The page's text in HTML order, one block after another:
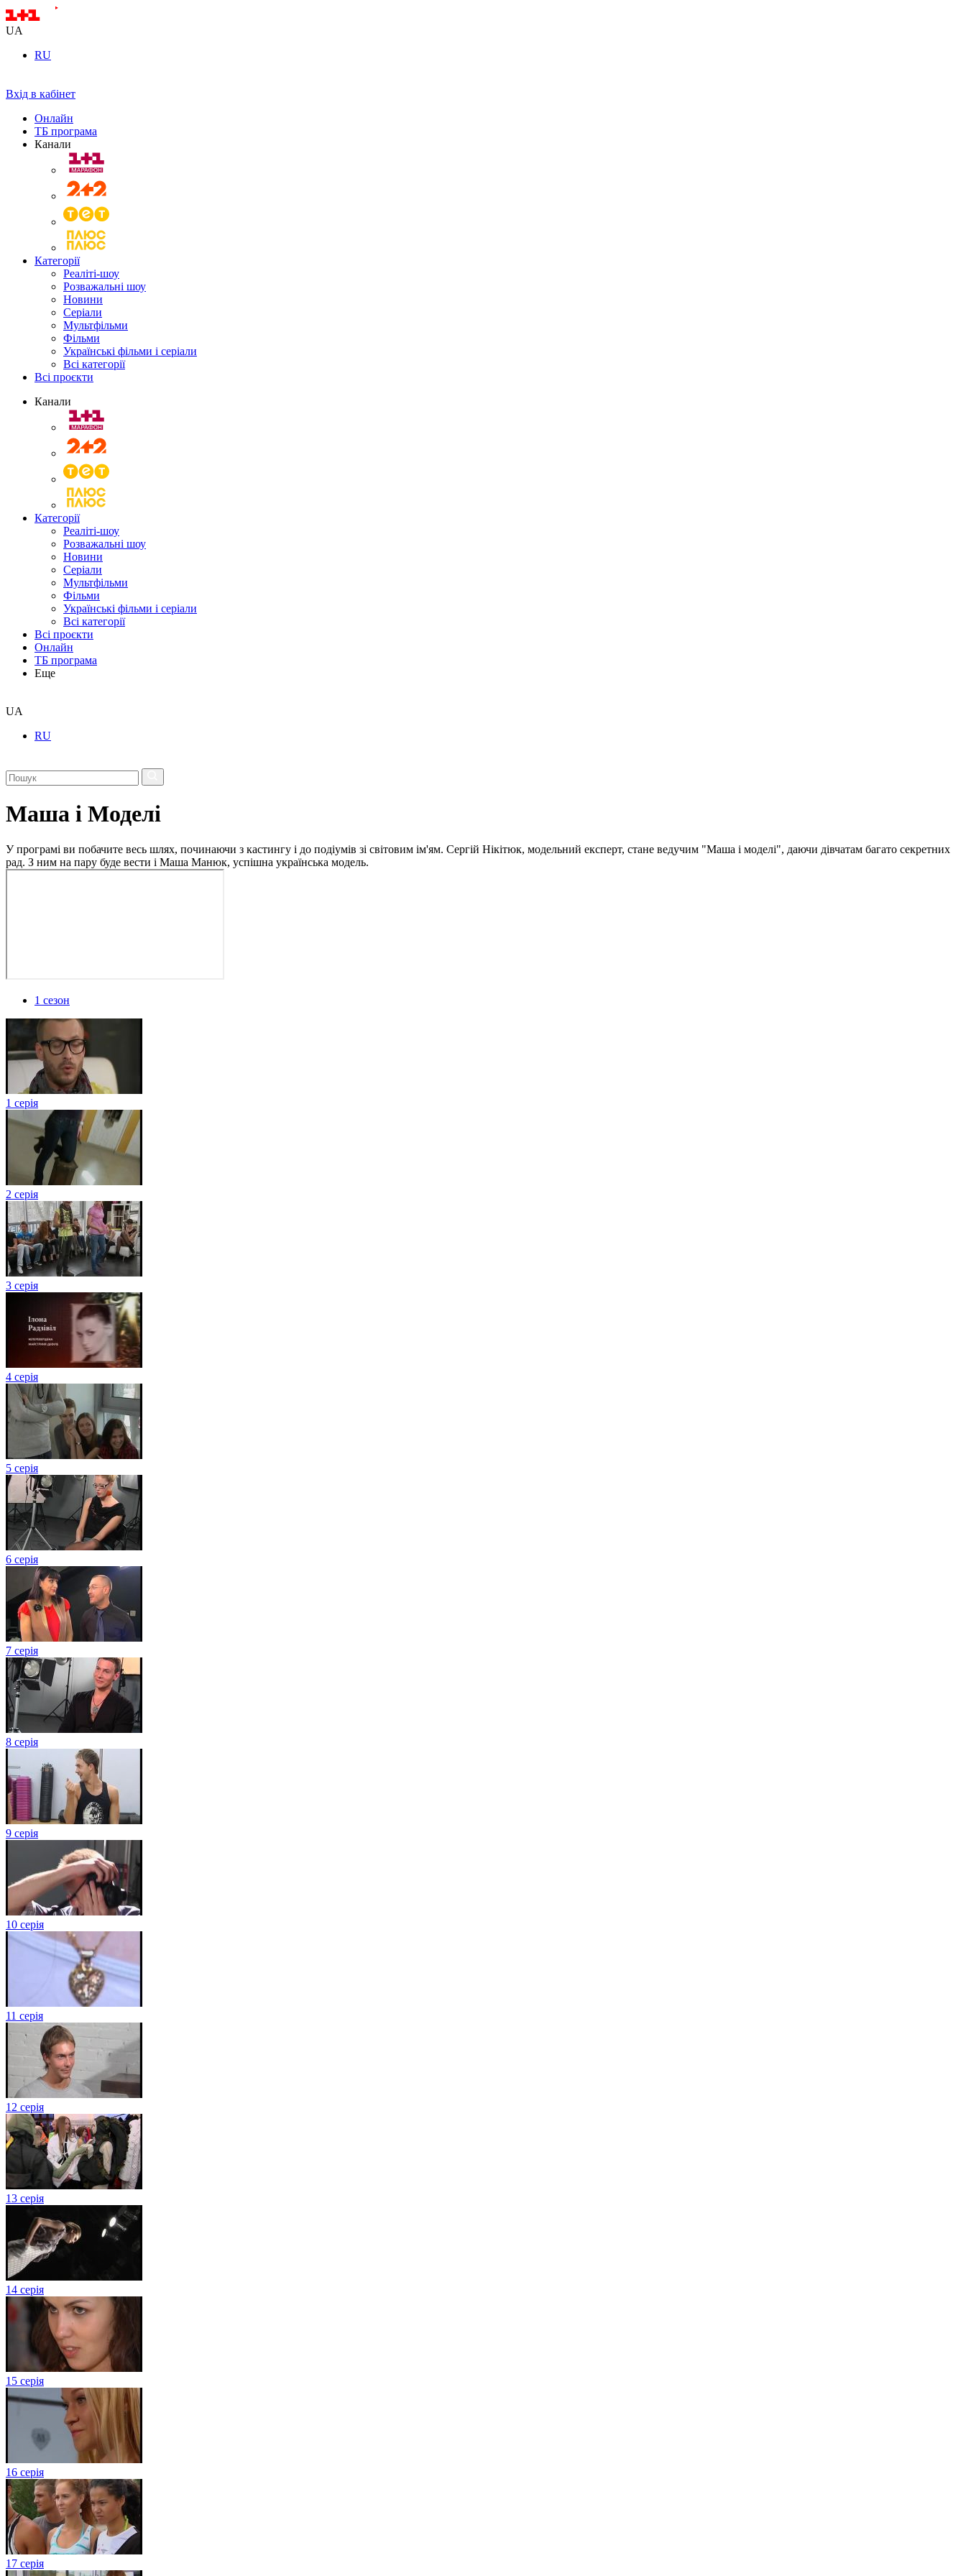
UA
RU
Вхід в кабінет
Онлайн
ТБ програма
Канали
Категорії
Реаліті-шоу
Розважальні шоу
Новини
Серіали
Мультфільми
Фільми
Українські фільми і серіали
Всі категорії
Всі проєкти
Канали
Категорії
Реаліті-шоу
Розважальні шоу
Новини
Серіали
Мультфільми
Фільми
Українські фільми і серіали
Всі категорії
Всі проєкти
Онлайн
ТБ програма
Еще
UA
RU
Маша і Моделі
У програмі ви побачите весь шлях, починаючи з кастингу і до подіумів зі світовим ім'ям. Сергій Нікітюк, модельний експерт, стане ведучим "Маша і моделі", даючи дівчатам багато секретних
рад. З ним на пару буде вести і Маша Манюк, успішна українська модель.
1 сезон
1 серія
2 серія
3 серія
4 серія
5 серія
6 серія
7 серія
8 серія
9 серія
10 серія
11 серія
12 серія
13 серія
14 серія
15 серія
16 серія
17 серія